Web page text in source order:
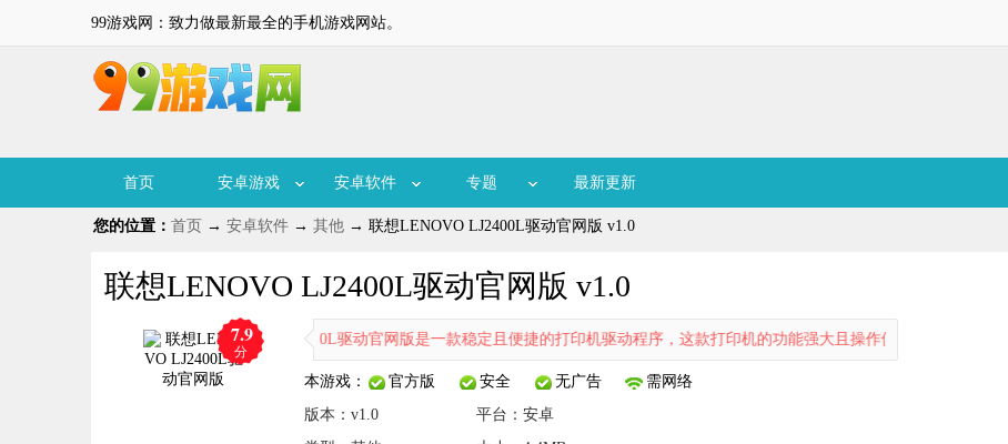
99游戏网：致力做最新最全的手机游戏网站。
首页 安卓游戏 安卓软件 专题 最新更新
您的位置： 首页 → 安卓软件 → 其他 → 联想LENOVO LJ2400L驱动官网版 v1.0
联想LENOVO LJ2400L驱动官网版 v1.0
7.9
分
联想LENOVO LJ2400L驱动官网版是一款稳定且便捷的打印机驱动程序，这款打印机的功能强大且操作便利，可以稳定的
本游戏： 官方版 安全 无广告
需网络
版本：v1.0
平台： 安卓